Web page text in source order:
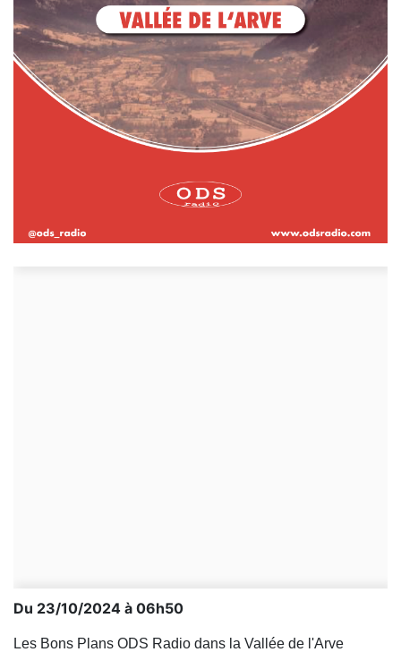
Du 23/10/2024 à 06h50
Les Bons Plans ODS Radio dans la Vallée de l'Arve